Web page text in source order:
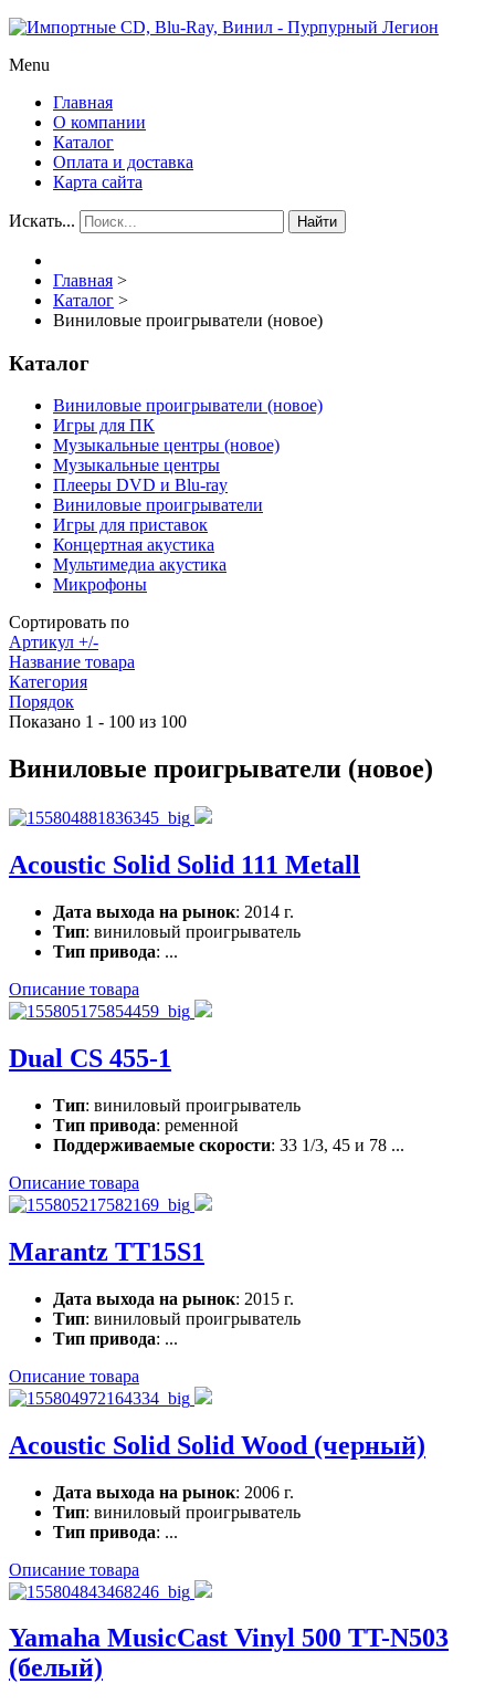
Menu
Главная
О компании
Каталог
Оплата и доставка
Карта сайта
Искать... Найти
Главная >
Каталог >
Виниловые проигрыватели (новое)
Каталог
Виниловые проигрыватели (новое)
Игры для ПК
Музыкальные центры (новое)
Музыкальные центры
Плееры DVD и Blu-ray
Виниловые проигрыватели
Игры для приставок
Концертная акустика
Мультимедиа акустика
Микрофоны
Сортировать по
Артикул +/-
Название товара
Категория
Порядок
Показано 1 - 100 из 100
Виниловые проигрыватели (новое)
Acoustic Solid Solid 111 Metall
Дата выхода на рынок: 2014 г.
Тип: виниловый проигрыватель
Тип привода: ...
Описание товара
Dual CS 455-1
Тип: виниловый проигрыватель
Тип привода: ременной
Поддерживаемые скорости: 33 1/3, 45 и 78 ...
Описание товара
Marantz TT15S1
Дата выхода на рынок: 2015 г.
Тип: виниловый проигрыватель
Тип привода: ...
Описание товара
Acoustic Solid Solid Wood (черный)
Дата выхода на рынок: 2006 г.
Тип: виниловый проигрыватель
Тип привода: ...
Описание товара
Yamaha MusicCast Vinyl 500 TT-N503
(белый)